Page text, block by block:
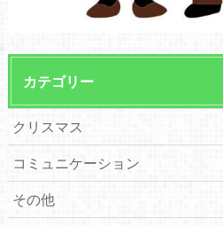
カテゴリー
クリスマス
コミュニケーション
その他